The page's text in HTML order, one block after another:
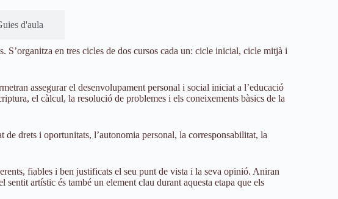
d'aula
S’organitza en tres cicles de dos cursos cada un: cicle inicial, cicle mitjà i
assegurar el desenvolupament personal i social iniciat a l’educació
el càlcul, la resolució de problemes i els coneixements bàsics de la
drets i oportunitats, l’autonomia personal, la corresponsabilitat, la
fiables i ben justificats el seu punt de vista i la seva opinió. Aniran
artístic és també un element clau durant aquesta etapa que els